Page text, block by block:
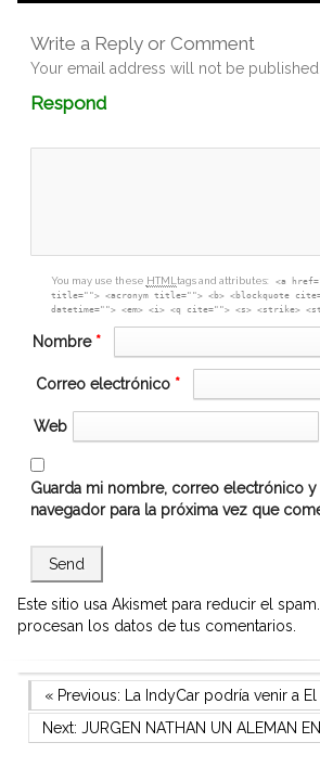
Write a Reply or Comment
Your email address will not be published.
RespondComment
box
You may use these HTML tags and attributes:
<a
title=""> <acronym title=""> <b> <blockquote
datetime=""> <em> <i> <q cite=""> <s> <strike>
Nombre *
Correo electrónico *
Web
Guarda mi nombre, correo electrónico
navegador para la próxima vez que
Este sitio usa Akismet para reducir el spam.
procesan los datos de tus comentarios.
Navegación
de
Previous Post
« Previous:
La IndyCar podría venir a
Next Post
Next: JURGEN NATHAN UN ALEMAN